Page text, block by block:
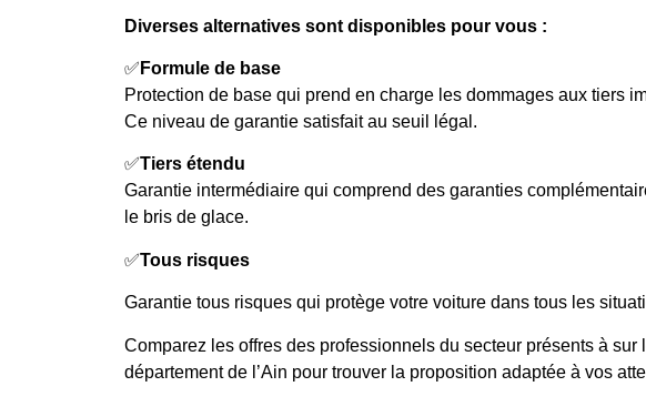
Diverses alternatives sont disponibles pour vous :
✅ Formule de base
Protection de base qui prend en charge les dommages aux tiers
Ce niveau de garantie satisfait au seuil légal.
✅Tiers étendu
Garantie intermédiaire qui comprend des garanties
le bris de glace.
✅Tous risques
Garantie tous risques qui protège votre voiture dans tous les
Comparez les offres des professionnels du secteur présents à sur
département de l’Ain pour trouver la proposition adaptée à vos